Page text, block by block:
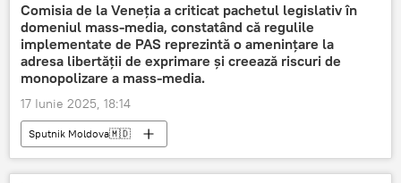
Comisia de la Veneția a criticat pachetul legislativ în
domeniul mass-media, constatând că regulile
implementate de PAS reprezintă o amenințare la
adresa libertății de exprimare și creează riscuri de
monopolizare a mass-media.
17 Iunie 2025, 18:14
Sputnik Moldova🇲🇩